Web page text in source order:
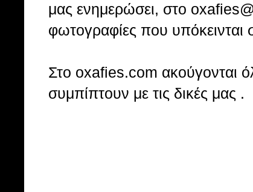
μας ενημερώσει, στο
φωτογραφίες που υπόκεινται
Στo oxafies.com ακούγονται
συμπίπτουν με τις δικές μας .